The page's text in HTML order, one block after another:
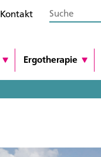
Kontakt
Ergotherapie